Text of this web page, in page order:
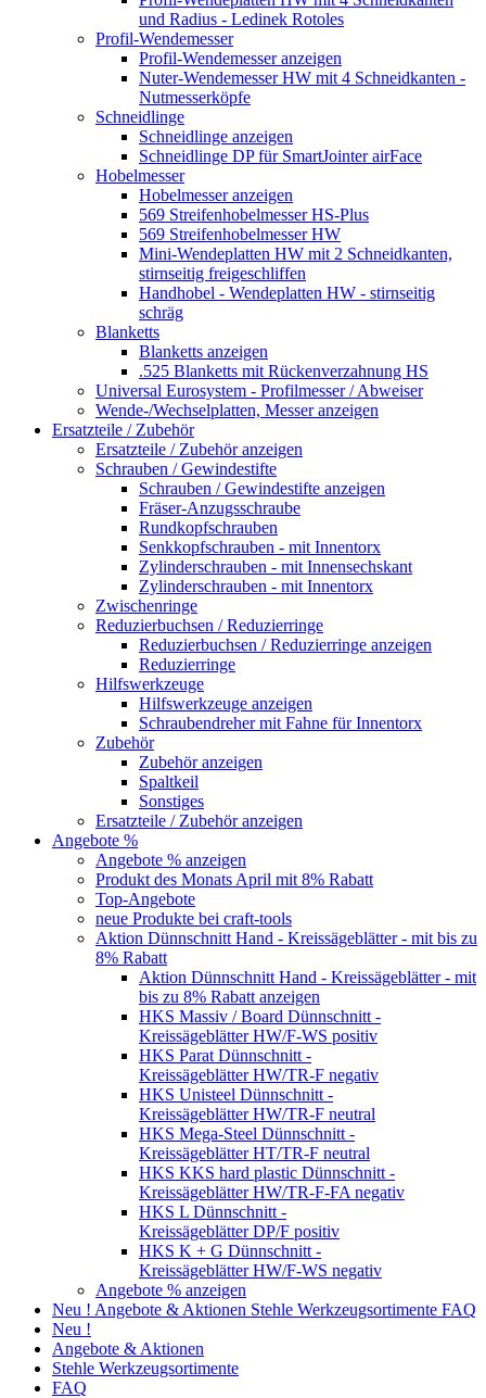
und Radius - Ledinek Rotoles
Profil-Wendemesser
Profil-Wendemesser anzeigen
Nuter-Wendemesser HW mit 4 Schneidkanten -
Nutmesserköpfe
Schneidlinge
Schneidlinge anzeigen
Schneidlinge DP für SmartJointer airFace
Hobelmesser
Hobelmesser anzeigen
569 Streifenhobelmesser HS-Plus
569 Streifenhobelmesser HW
Mini-Wendeplatten HW mit 2 Schneidkanten,
stirnseitig freigeschliffen
Handhobel - Wendeplatten HW - stirnseitig
schräg
Blanketts
Blanketts anzeigen
.525 Blanketts mit Rückenverzahnung HS
Universal Eurosystem - Profilmesser / Abweiser
Wende-/Wechselplatten, Messer anzeigen
Ersatzteile / Zubehör
Ersatzteile / Zubehör anzeigen
Schrauben / Gewindestifte
Schrauben / Gewindestifte anzeigen
Fräser-Anzugsschraube
Rundkopfschrauben
Senkkopfschrauben - mit Innentorx
Zylinderschrauben - mit Innensechskant
Zylinderschrauben - mit Innentorx
Zwischenringe
Reduzierbuchsen / Reduzierringe
Reduzierbuchsen / Reduzierringe anzeigen
Reduzierringe
Hilfswerkzeuge
Hilfswerkzeuge anzeigen
Schraubendreher mit Fahne für Innentorx
Zubehör
Zubehör anzeigen
Spaltkeil
Sonstiges
Ersatzteile / Zubehör anzeigen
Angebote %
Angebote % anzeigen
Produkt des Monats April mit 8% Rabatt
Top-Angebote
neue Produkte bei craft-tools
Aktion Dünnschnitt Hand - Kreissägeblätter - mit bis zu
8% Rabatt
Aktion Dünnschnitt Hand - Kreissägeblätter - mit
bis zu 8% Rabatt anzeigen
HKS Massiv / Board Dünnschnitt -
Kreissägeblätter HW/F-WS positiv
HKS Parat Dünnschnitt -
Kreissägeblätter HW/TR-F negativ
HKS Unisteel Dünnschnitt -
Kreissägeblätter HW/TR-F neutral
HKS Mega-Steel Dünnschnitt -
Kreissägeblätter HT/TR-F neutral
HKS KKS hard plastic Dünnschnitt -
Kreissägeblätter HW/TR-F-FA negativ
HKS L Dünnschnitt -
Kreissägeblätter DP/F positiv
HKS K + G Dünnschnitt -
Kreissägeblätter HW/F-WS negativ
Angebote % anzeigen
Neu ! Angebote & Aktionen Stehle Werkzeugsortimente FAQ
Neu !
Angebote & Aktionen
Stehle Werkzeugsortimente
FAQ